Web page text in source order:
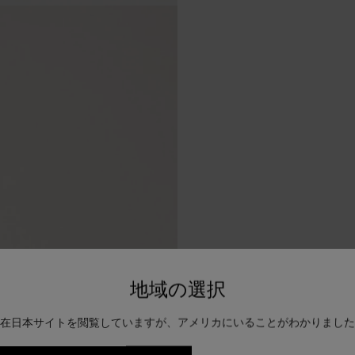
地域の選択
日本サイトを閲覧していますが、アメリカにいることがわかりまし